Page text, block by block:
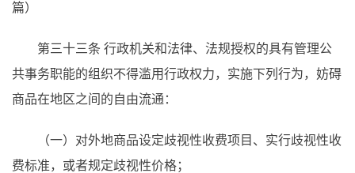
篇）
第三十三条 行政机关和法律、法规授权的具有管理公
共事务职能的组织不得滥用行政权力，实施下列行为，妨碍
商品在地区之间的自由流通：
（一）对外地商品设定歧视性收费项目、实行歧视性收
费标准，或者规定歧视性价格；